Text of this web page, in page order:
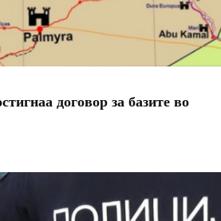
договор за базите во